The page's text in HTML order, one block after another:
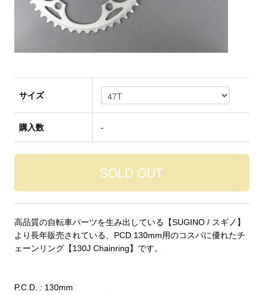
サイズ
購入数 -
高品質の自転車パーツを生み出している【SUGINO / スギノ】
より長年販売されている、PCD 130mm用のコスパに優れたチ
ェーンリング【130J Chainring】です。
P.C.D. : 130mm